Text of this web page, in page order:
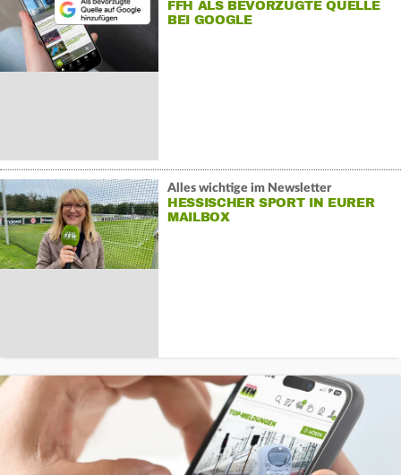
FFH ALS BEVORZUGTE QUELLE
BEI GOOGLE
Alles wichtige im Newsletter
HESSISCHER SPORT IN EURER
MAILBOX